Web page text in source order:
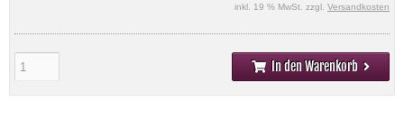
inkl. 19 % MwSt. zzgl. Versandkosten
In den Warenkorb